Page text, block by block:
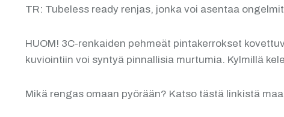
TR: Tubeless ready renjas, jonka voi asentaa
HUOM! 3C-renkaiden pehmeät pintakerrokset
kuviointiin voi syntyä pinnallisia murtumia. Kylmillä
Mikä rengas omaan pyörään? Katso tästä linkistä